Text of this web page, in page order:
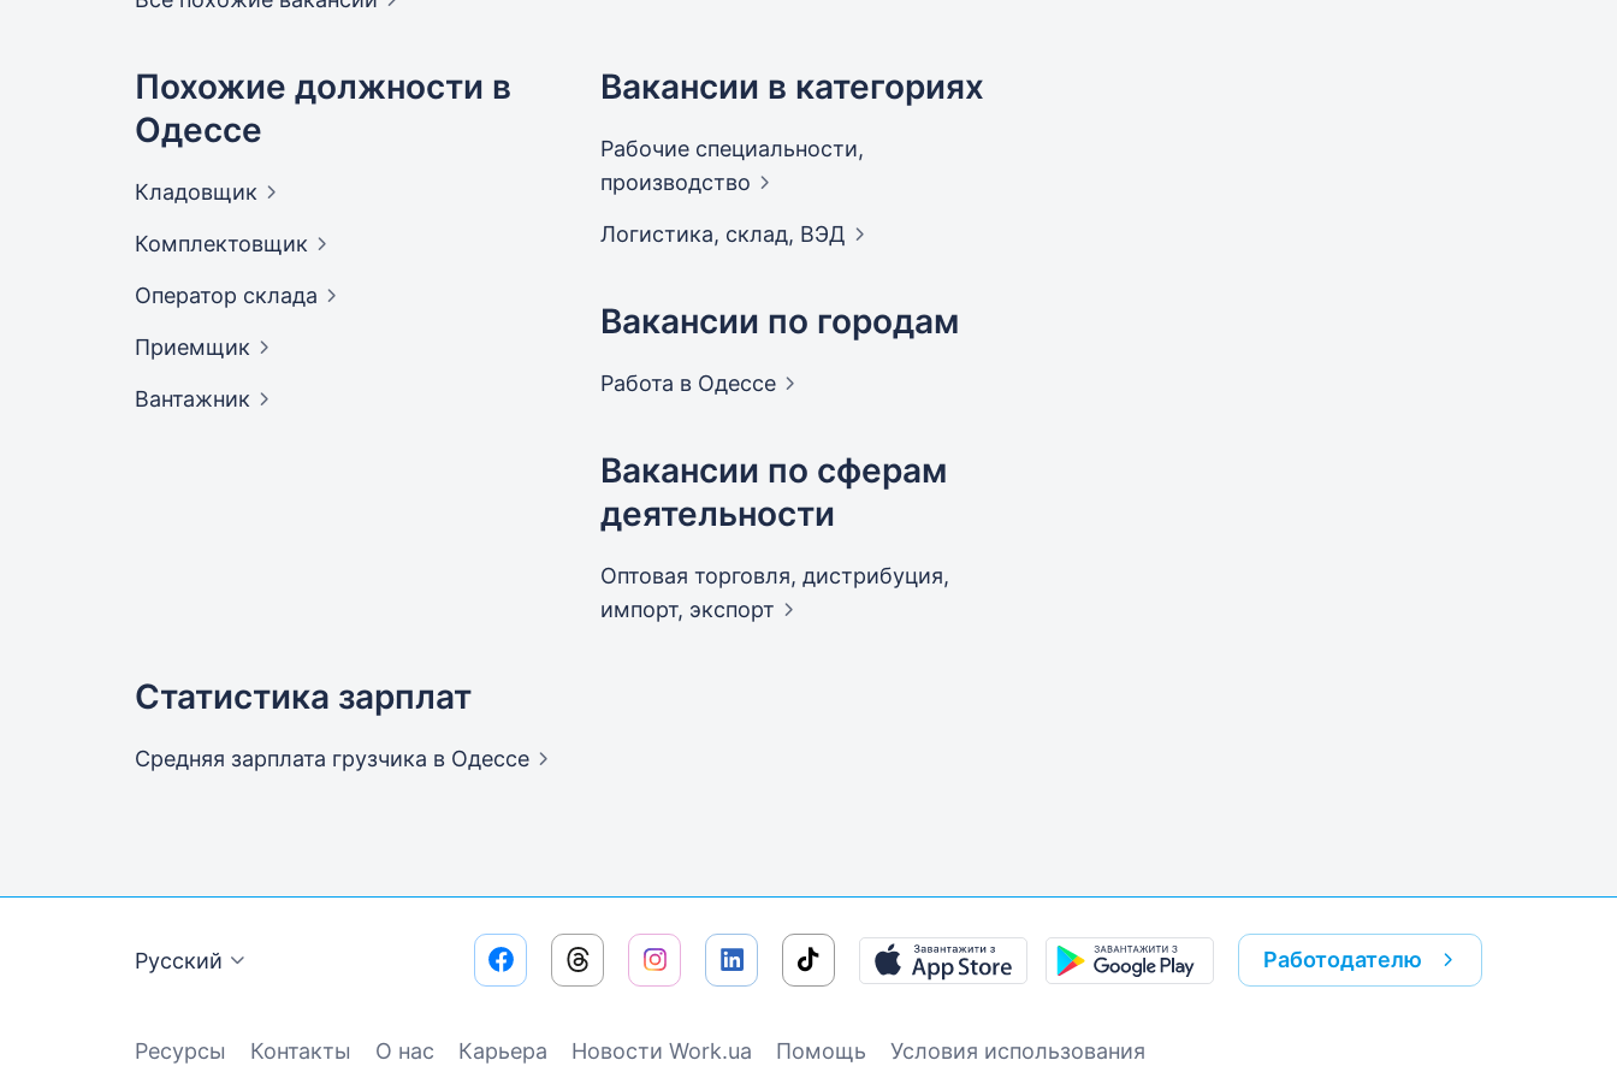
Похожие должности в
Одессе
Кладовщик
Комплектовщик
Оператор склада
Приемщик
Вантажник
Вакансии в категориях
Рабочие специальности,
производство
Логистика, склад, ВЭД
Вакансии по городам
Работа в Одессе
Вакансии по сферам
деятельности
Оптовая торговля, дистрибуция,
импорт, экспорт
Статистика зарплат
Средняя зарплата грузчика в Одессе
Русский Работодателю
Ресурсы Контакты О нас Карьера Новости Work.ua Помощь Условия использования